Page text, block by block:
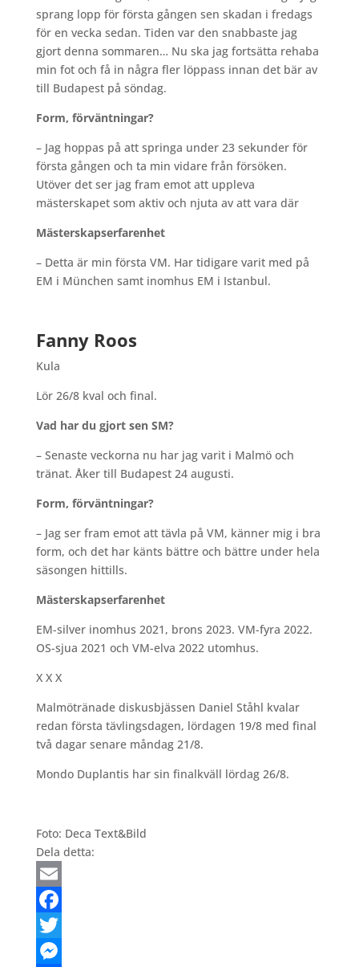
sprang lopp för första gången sen skadan i fredags
för en vecka sedan. Tiden var den snabbaste jag
gjort denna sommaren… Nu ska jag fortsätta rehaba
min fot och få in några fler löppass innan det bär av
till Budapest på söndag.
Form, förväntningar?
– Jag hoppas på att springa under 23 sekunder för
första gången och ta min vidare från försöken.
Utöver det ser jag fram emot att uppleva
mästerskapet som aktiv och njuta av att vara där
Mästerskapserfarenhet
– Detta är min första VM. Har tidigare varit med på
EM i München samt inomhus EM i Istanbul.
Fanny Roos
Kula
Lör 26/8 kval och final.
Vad har du gjort sen SM?
– Senaste veckorna nu har jag varit i Malmö och
tränat. Åker till Budapest 24 augusti.
Form, förväntningar?
– Jag ser fram emot att tävla på VM, känner mig i bra
form, och det har känts bättre och bättre under hela
säsongen hittills.
Mästerskapserfarenhet
EM-silver inomhus 2021, brons 2023. VM-fyra 2022.
OS-sjua 2021 och VM-elva 2022 utomhus.
X X X
Malmötränade diskusbjässen Daniel Ståhl kvalar
redan första tävlingsdagen, lördagen 19/8 med final
två dagar senare måndag 21/8.
Mondo Duplantis har sin finalkväll lördag 26/8.
Foto: Deca Text&Bild
Dela detta:
Email
Facebook
Twitter